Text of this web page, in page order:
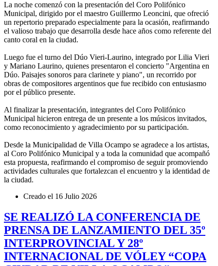
La noche comenzó con la presentación del Coro Polifónico
Municipal, dirigido por el maestro Guillermo Leoncini, que ofreció
un repertorio preparado especialmente para la ocasión, reafirmando
el valioso trabajo que desarrolla desde hace años como referente del
canto coral en la ciudad.
Luego fue el turno del Dúo Vieri-Laurino, integrado por Lilia Vieri
y Mariano Laurino, quienes presentaron el concierto "Argentina en
Dúo. Paisajes sonoros para clarinete y piano", un recorrido por
obras de compositores argentinos que fue recibido con entusiasmo
por el público presente.
Al finalizar la presentación, integrantes del Coro Polifónico
Municipal hicieron entrega de un presente a los músicos invitados,
como reconocimiento y agradecimiento por su participación.
Desde la Municipalidad de Villa Ocampo se agradece a los artistas,
al Coro Polifónico Municipal y a toda la comunidad que acompañó
esta propuesta, reafirmando el compromiso de seguir promoviendo
actividades culturales que fortalezcan el encuentro y la identidad de
la ciudad.
Creado el 16 Julio 2026
SE REALIZÓ LA CONFERENCIA DE
PRENSA DE LANZAMIENTO DEL 35º
INTERPROVINCIAL Y 28º
INTERNACIONAL DE VÓLEY “COPA